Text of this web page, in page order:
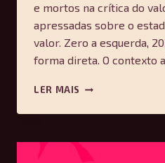
e mortos na crítica do
apressadas sobre o
valor. Zero a esquerda,
forma direta. O contexto
LER MAIS UM
LOCAL
CRISE:
SOBRE